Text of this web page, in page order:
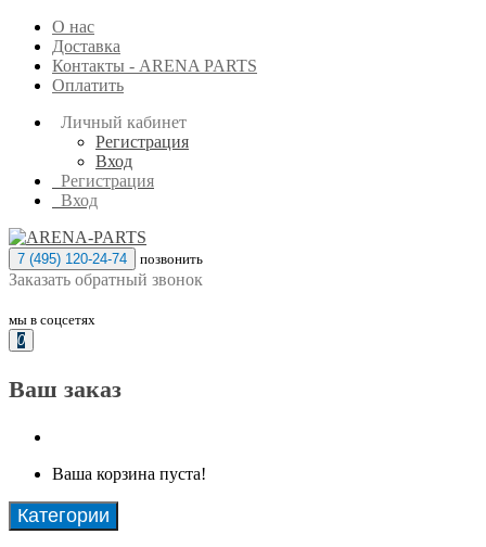
О нас
Доставка
Контакты - ARENA PARTS
Оплатить
Личный кабинет
Регистрация
Вход
Регистрация
Вход
7 (495) 120-24-74 позвонить
Заказать обратный звонок
мы в соцсетях
0
Ваш заказ
Ваша корзина пуста!
Категории